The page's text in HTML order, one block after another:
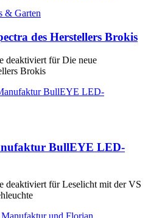
& Garten
des Herstellers Brokis
deaktiviert für Die neue
Brokis
BullEYE LED-
deaktiviert für Leselicht mit der VS